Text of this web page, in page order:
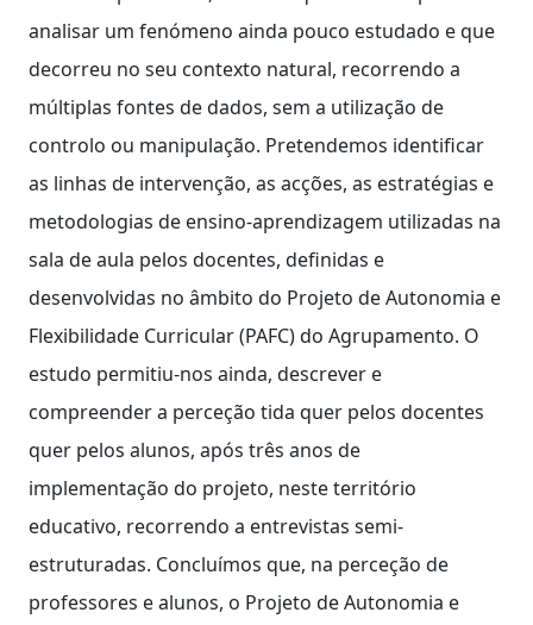
analisar um fenómeno ainda pouco estudado e que
decorreu no seu contexto natural, recorrendo a
múltiplas fontes de dados, sem a utilização de
controlo ou manipulação. Pretendemos identificar
as linhas de intervenção, as acções, as estratégias e
metodologias de ensino-aprendizagem utilizadas na
sala de aula pelos docentes, definidas e
desenvolvidas no âmbito do Projeto de Autonomia e
Flexibilidade Curricular (PAFC) do Agrupamento. O
estudo permitiu-nos ainda, descrever e
compreender a perceção tida quer pelos docentes
quer pelos alunos, após três anos de
implementação do projeto, neste território
educativo, recorrendo a entrevistas semi-
estruturadas. Concluímos que, na perceção de
professores e alunos, o Projeto de Autonomia e